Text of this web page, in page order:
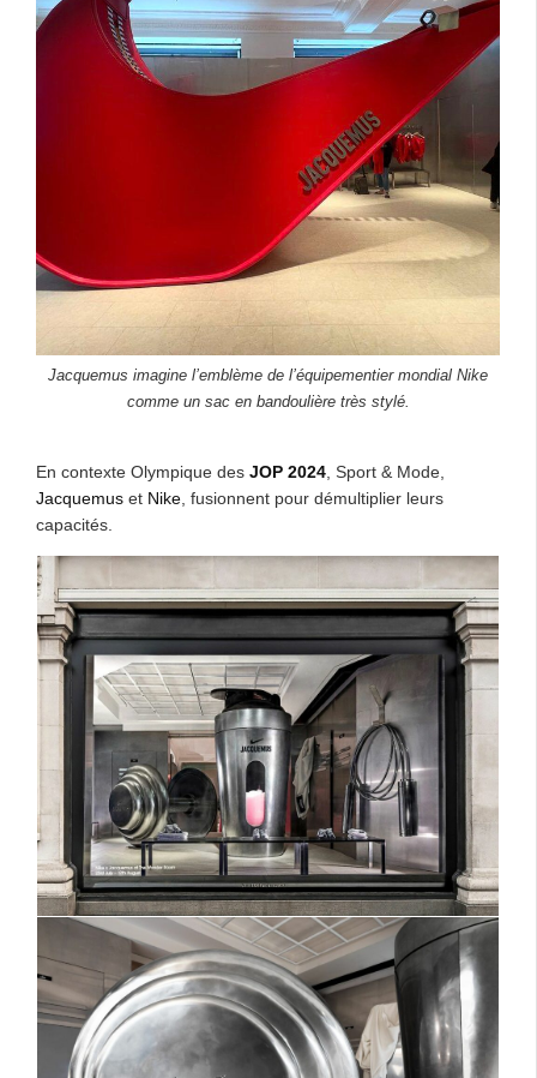
Jacquemus imagine l’emblème de l’équipementier mondial Nike
comme un sac en bandoulière très stylé.
En contexte Olympique des JOP 2024, Sport & Mode,
Jacquemus et Nike, fusionnent pour démultiplier leurs
capacités.